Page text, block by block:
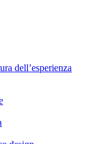
dell’esperienza